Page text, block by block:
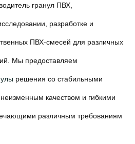
гранул ПВХ,
разработке и
ПВХ-смесей для различных
Мы предоставляем
решения со стабильными
качеством и гибкими
различным требованиям